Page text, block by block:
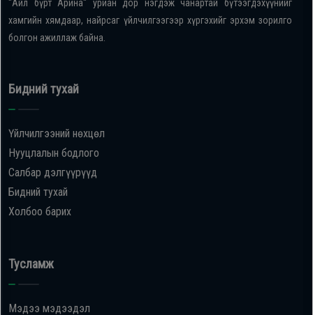
"Айл бүрт Арина" уриан дор нэгдэж чанартай бүтээгдэхүүнийг
хамгийн хямдаар, найрсаг үйлчилгээгээр хүргэхийг эрхэм зорилго
болгон ажиллаж байна.
Бидний тухай
Үйлчилгээний нөхцөл
Нууцлалын бодлого
Салбар дэлгүүрүүд
Бидний тухай
Холбоо барих
Тусламж
Мэдээ мэдээдэл